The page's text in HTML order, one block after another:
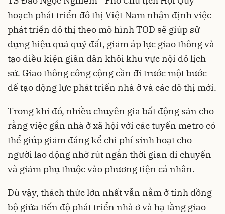
hoạch phát triển đô thị Việt Nam nhận định việc
phát triển đô thị theo mô hình TOD sẽ giúp sử
dụng hiệu quả quỹ đất, giảm áp lực giao thông và
tạo điều kiện giãn dân khỏi khu vực nội đô lịch
sử. Giao thông công cộng cần đi trước một bước
để tạo động lực phát triển nhà ở và các đô thị mới.
Trong khi đó, nhiều chuyên gia bất động sản cho
rằng việc gắn nhà ở xã hội với các tuyến metro có
thể giúp giảm đáng kể chi phí sinh hoạt cho
người lao động nhờ rút ngắn thời gian di chuyển
và giảm phụ thuộc vào phương tiện cá nhân.
Dù vậy, thách thức lớn nhất vẫn nằm ở tính đồng
bộ giữa tiến độ phát triển nhà ở và hạ tầng giao